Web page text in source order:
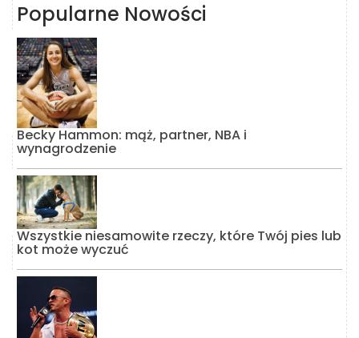
Popularne Nowości
Becky Hammon: mąż, partner, NBA i
wynagrodzenie
Wszystkie niesamowite rzeczy, które Twój pies lub
kot może wyczuć